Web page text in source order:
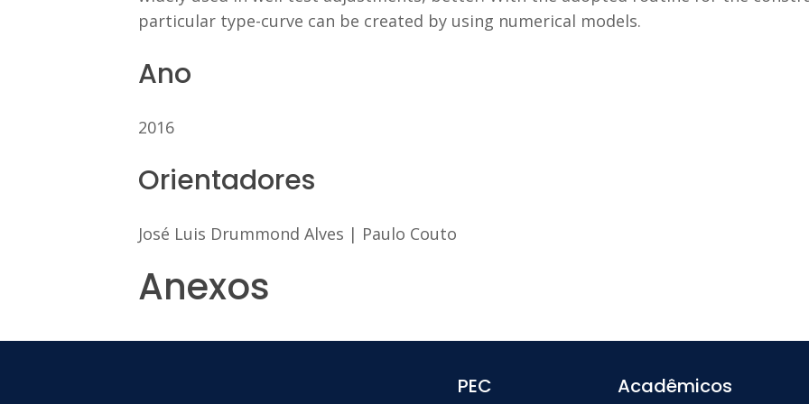
particular type-curve can be created by using numerical models.
Ano
2016
Orientadores
José Luis Drummond Alves | Paulo Couto
Anexos
PEC Acadêmicos